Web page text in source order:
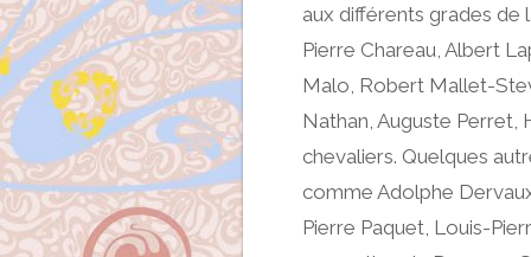
aux différents grades de
Pierre Chareau, Albert
Malo, Robert Mallet-
Nathan, Auguste Perret,
chevaliers. Quelques
comme Adolphe
Pierre Paquet, Louis-